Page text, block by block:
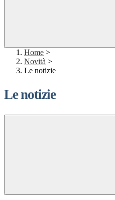
Home >
Novità >
Le notizie
Le notizie